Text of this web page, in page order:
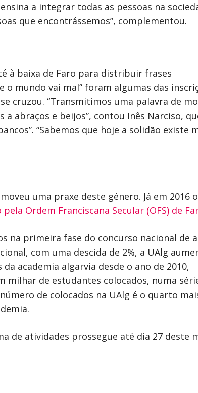
a integrar todas as pessoas na
que encontrássemos”, complementou.
à baixa de Faro para distribuir frases
o mundo vai mal” foram algumas das
cruzou. “Transmitimos uma palavra de
abraços e beijos”, contou Inês Narciso,
“Sabemos que hoje a solidão existe
uma praxe deste género. Já em 2016
Ordem Franciscana Secular (OFS) de
na primeira fase do concurso nacional de
com uma descida de 2%, a UAlg
academia algarvia desde o ano de 2010,
milhar de estudantes colocados, numa
de colocados na UAlg é o quarto
de atividades prossegue até dia 27 deste